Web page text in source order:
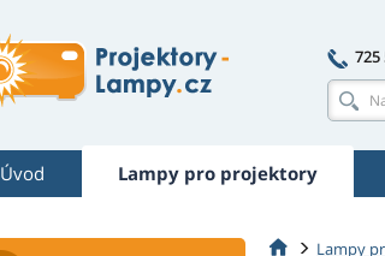
725
Úvod Lampy pro projektory
Lampy